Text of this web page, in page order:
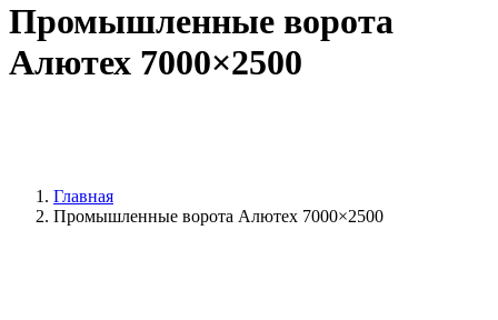
Промышленные ворота
Алютех 7000×2500
Главная
Промышленные ворота Алютех 7000×2500